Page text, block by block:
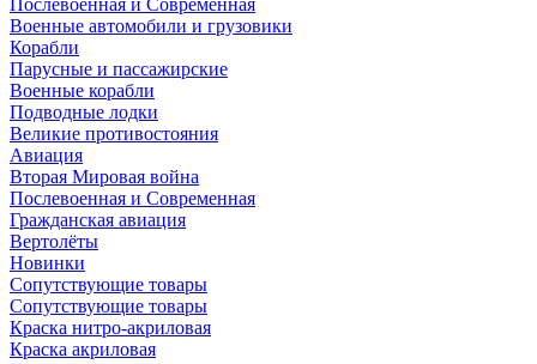
Послевоенная и Современная
Военные автомобили и грузовики
Корабли
Парусные и пассажирские
Военные корабли
Подводные лодки
Великие противостояния
Авиация
Вторая Мировая война
Послевоенная и Современная
Гражданская авиация
Вертолёты
Новинки
Сопутствующие товары
Сопутствующие товары
Краска нитро-акриловая
Краска акриловая